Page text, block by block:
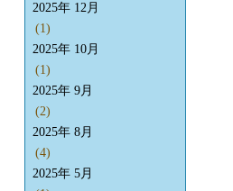
2025年 12月
(1)
2025年 10月
(1)
2025年 9月
(2)
2025年 8月
(4)
2025年 5月